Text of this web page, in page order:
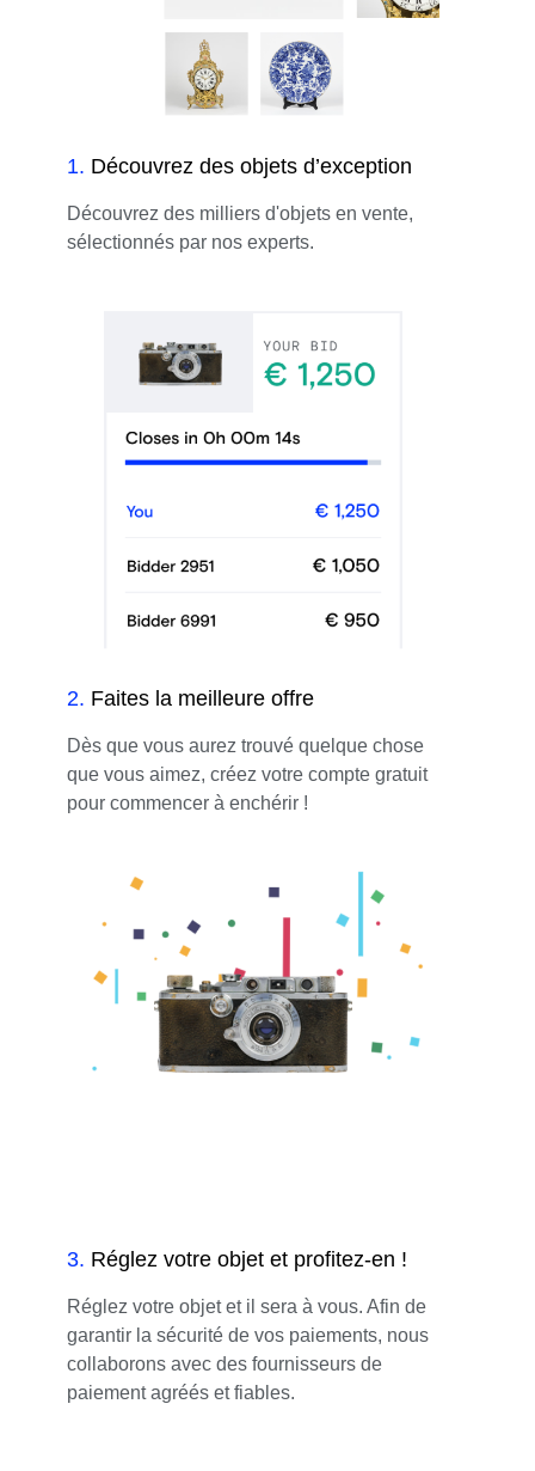
1. Découvrez des objets d’exception
Découvrez des milliers d'objets en vente,
sélectionnés par nos experts.
2. Faites la meilleure offre
Dès que vous aurez trouvé quelque chose
que vous aimez, créez votre compte gratuit
pour commencer à enchérir !
3. Réglez votre objet et profitez-en !
Réglez votre objet et il sera à vous. Afin de
garantir la sécurité de vos paiements, nous
collaborons avec des fournisseurs de
paiement agréés et fiables.